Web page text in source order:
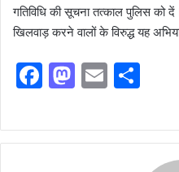
गतिविधि की सूचना तत्काल पुलिस को
खिलवाड़ करने वालों के विरुद्ध यह
F
c
e
M
st
o
E
ai
l
ar
e